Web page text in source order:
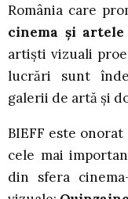
România care
cinema și artele
artişti vizuali
lucrări sunt
galerii de artă şi
BIEFF este
cele mai
din sfera